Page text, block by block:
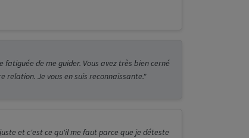
de me guider. Vous avez très bien cerné
Je vous en suis reconnaissante."
et c'est ce qu'il me faut parce que je déteste